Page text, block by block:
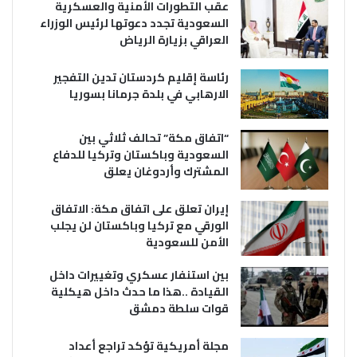
عقب التطورات الأمنية والعسكرية
السعودية تجدد دعوتها لرئيس الوزراء
العراقي بزيارة الرياض
رئاسة إقليم كردستان تدين التفجير
الارهابي في بلدة جرمانا بسوريا
“اتفاق مكة” تحالف ثلاثي بين
السعودية وباكستان وتركيا للدفاع
المشترك وأردوغان يعلق
إيران تعلق على اتفاق مكة: الاتفاق
الورقي مع تركيا وباكستان لن يجلب
الأمن للسعودية
بين استنفار عسكري وتغييرات داخل
القيادة ..هذا ما حدث داخل هيكلية
قوات سلطة دمشق
مجلة أمريكية تؤكد تراجع أعداد